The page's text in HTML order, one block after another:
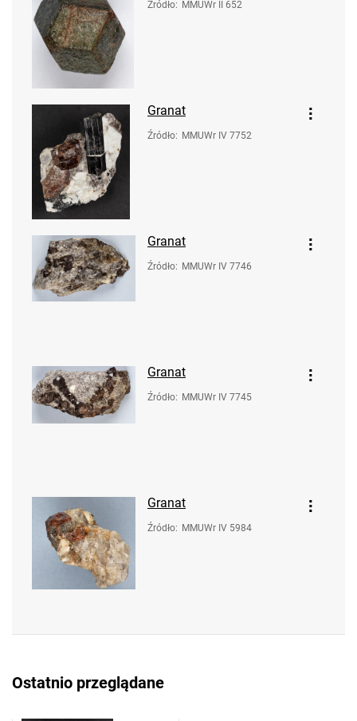
Źródło: MMUWr II 652
Granat
Źródło: MMUWr IV 7752
Granat
Źródło: MMUWr IV 7746
Granat
Źródło: MMUWr IV 7745
Granat
Źródło: MMUWr IV 5984
Ostatnio przeglądane